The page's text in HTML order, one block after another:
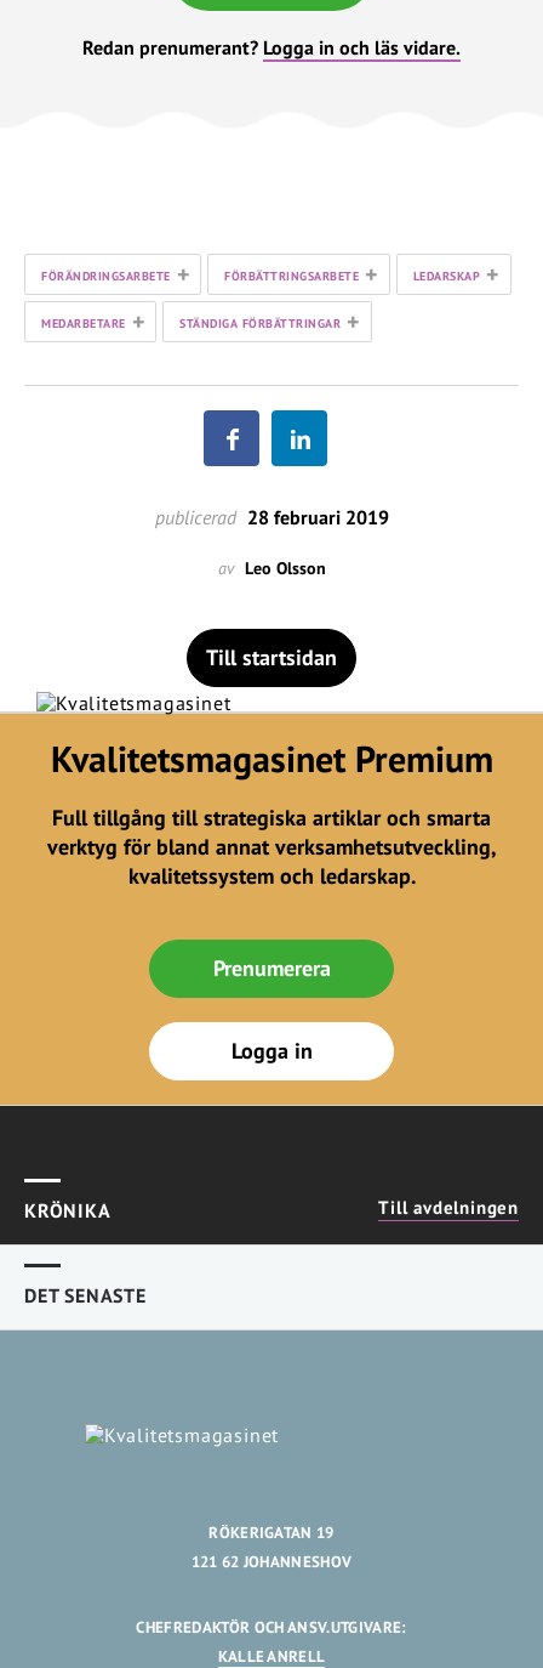
Redan prenumerant? Logga in och läs vidare.
FÖRÄNDRINGSARBETE + FÖRBÄTTRINGSARBETE + LEDARSKAP +
MEDARBETARE + STÄNDIGA FÖRBÄTTRINGAR +
publicerad 28 februari 2019
av Leo Olsson
Till startsidan
Kvalitetsmagasinet Premium
Full tillgång till strategiska artiklar och smarta
verktyg för bland annat verksamhetsutveckling,
kvalitetssystem och ledarskap.
Prenumerera
Logga in
KRÖNIKA Till avdelningen
DET SENASTE
RÖKERIGATAN 19
121 62 JOHANNESHOV
CHEFREDAKTÖR OCH ANSV.UTGIVARE:
KALLE ANRELL